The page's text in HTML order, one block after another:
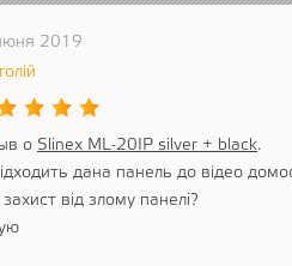
2019
о Slinex ML-20IP silver + black.
дана панель до відео
від злому панелі?